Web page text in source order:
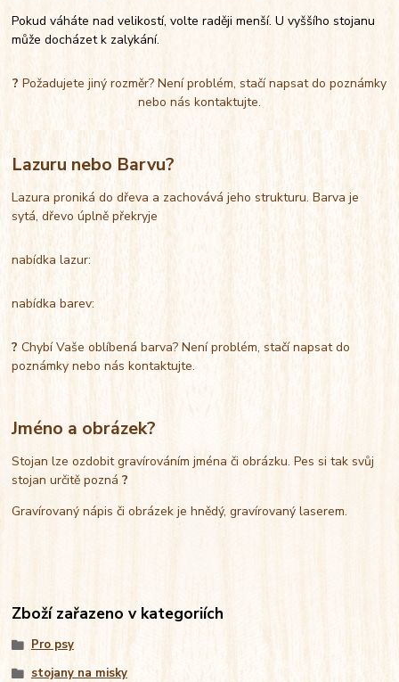
Pokud váháte nad velikostí, volte raději menší. U vyššího stojanu
může docházet k zalykání.
? Požadujete jiný rozměr? Není problém, stačí napsat do poznámky
nebo nás kontaktujte.
Lazuru nebo Barvu?
Lazura proniká do dřeva a zachovává jeho strukturu. Barva je
sytá, dřevo úplně překryje
nabídka lazur:
nabídka barev:
?Chybí Vaše oblíbená barva? Není problém, stačí napsat do
poznámky nebo nás kontaktujte.
Jméno a obrázek?
Stojan lze ozdobit gravírováním jména či obrázku. Pes si tak svůj
stojan určitě pozná?
Gravírovaný nápis či obrázek je hnědý, gravírovaný laserem.
Zboží zařazeno v kategoriích
Pro psy
stojany na misky